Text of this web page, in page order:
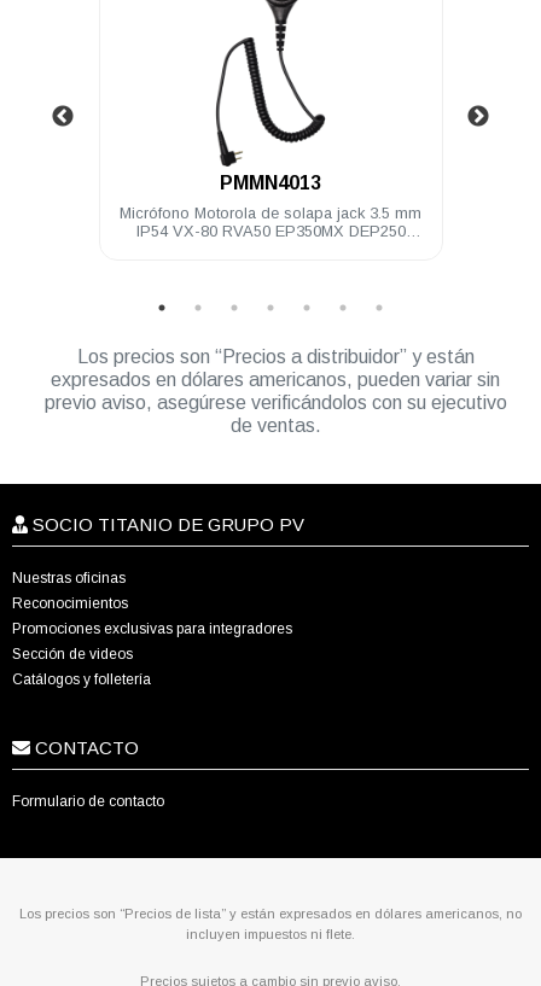
PMMN4013
Micrófono Motorola de solapa jack 3.5 mm
IP54 VX-80 RVA50 EP350MX DEP250
Los precios son “Precios a distribuidor” y están
expresados en dólares americanos, pueden variar sin
previo aviso, asegúrese verificándolos con su ejecutivo
de ventas.
SOCIO TITANIO DE GRUPO PV
Nuestras oficinas
Reconocimientos
Promociones exclusivas para integradores
Sección de videos
Catálogos y folletería
CONTACTO
Formulario de contacto
Los precios son “Precios de lista” y están expresados en dólares americanos, no
incluyen impuestos ni flete.
Precios sujetos a cambio sin previo aviso.